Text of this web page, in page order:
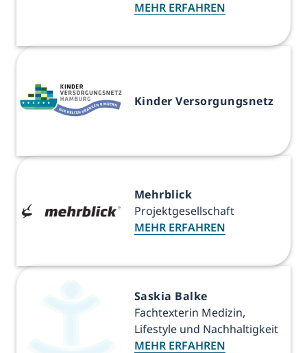
MEHR ERFAHREN
Kinder Versorgungsnetz
Mehrblick
Projektgesellschaft
MEHR ERFAHREN
Saskia Balke
Fachtexterin Medizin,
Lifestyle und Nachhaltigkeit
MEHR ERFAHREN